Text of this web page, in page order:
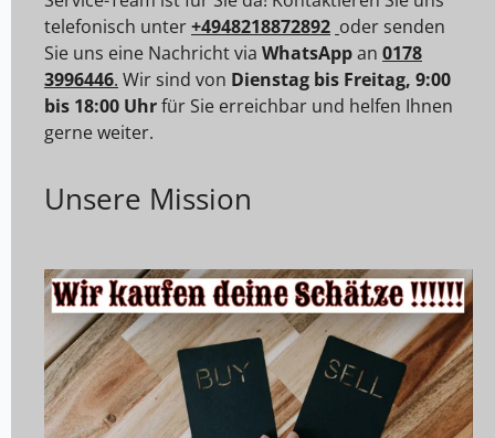
telefonisch unter+4948218872892 oder senden
Sie uns eine Nachricht via WhatsAppan 0178
3996446. Wir sind von Dienstag bis Freitag, 9:00
bis 18:00 Uhrfür Sie erreichbar und helfen Ihnen
gerne weiter.
Unsere Mission